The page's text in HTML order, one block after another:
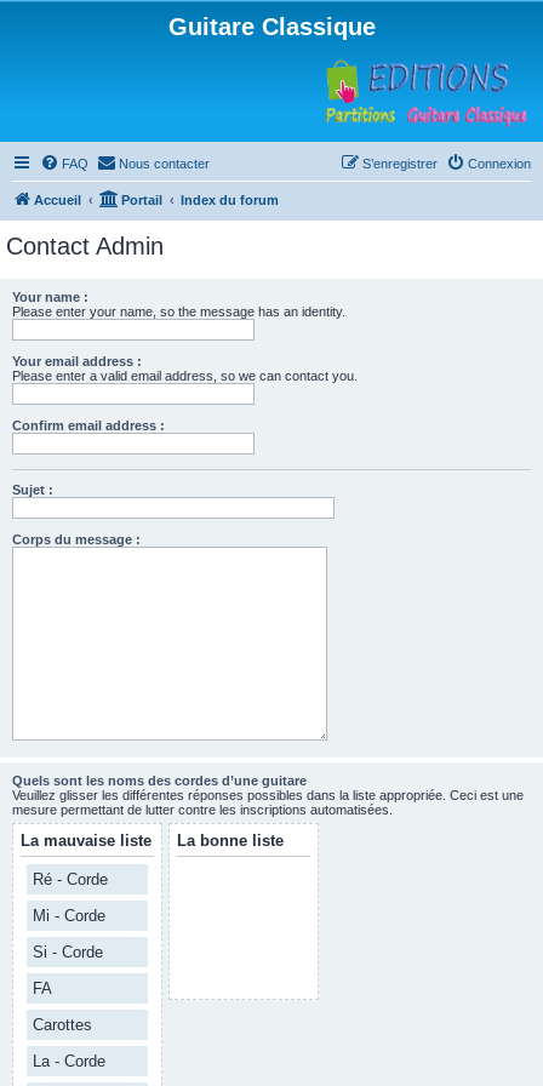
Guitare Classique
FAQ Nous contacter Connexion
S’enregistrer
Accueil Portail Index du forum
Contact Admin
Your name :
Please enter your name, so the message has an identity.
Your email address :
Please enter a valid email address, so we can contact you.
Confirm email address :
Sujet :
Corps du message :
Quels sont les noms des cordes d’une guitare
Veuillez glisser les différentes réponses possibles dans la liste appropriée. Ceci est une
mesure permettant de lutter contre les inscriptions automatisées.
La mauvaise liste
Ré - Corde
Mi - Corde
Si - Corde
FA
Carottes
La - Corde
La bonne liste